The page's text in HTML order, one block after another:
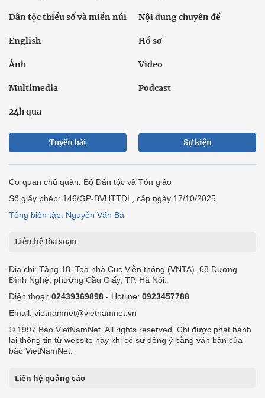
Dân tộc thiểu số và miền núi Nội dung chuyên đề
English Hồ sơ
Ảnh Video
Multimedia Podcast
24h qua
Tuyến bài Sự kiện
Cơ quan chủ quản: Bộ Dân tộc và Tôn giáo
Số giấy phép: 146/GP-BVHTTDL, cấp ngày 17/10/2025
Tổng biên tập: Nguyễn Văn Bá
Liên hệ tòa soạn
Địa chỉ: Tầng 18, Toà nhà Cục Viễn thông (VNTA), 68 Dương
Đình Nghệ, phường Cầu Giấy, TP. Hà Nội.
Điện thoại: 02439369898 - Hotline: 0923457788
Email: vietnamnet@vietnamnet.vn
© 1997 Báo VietNamNet. All rights reserved. Chỉ được phát hành
lại thông tin từ website này khi có sự đồng ý bằng văn bản của
báo VietNamNet.
Liên hệ quảng cáo